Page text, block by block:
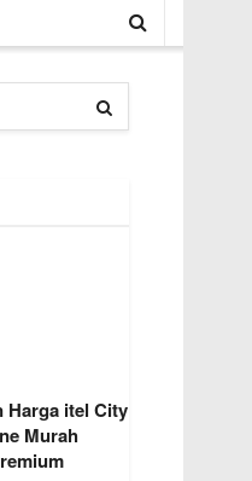
Harga itel City
Murah